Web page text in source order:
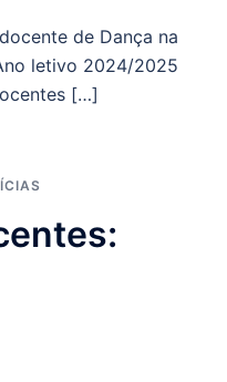
de Dança na
letivo 2024/2025
[…]